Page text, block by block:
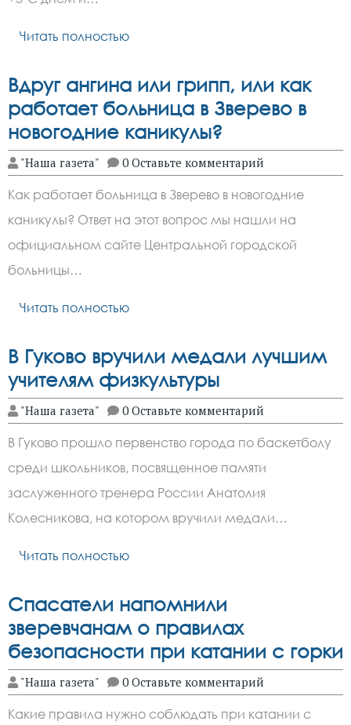
Читать полностью
Вдруг ангина или грипп, или как
работает больница в Зверево в
новогодние каникулы?
"Наша газета" 0 Оставьте комментарий
Как работает больница в Зверево в новогодние
каникулы? Ответ на этот вопрос мы нашли на
официальном сайте Центральной городской
больницы…
Читать полностью
В Гуково вручили медали лучшим
учителям физкультуры
"Наша газета" 0 Оставьте комментарий
В Гуково прошло первенство города по баскетболу
среди школьников, посвященное памяти
заслуженного тренера России Анатолия
Колесникова, на котором вручили медали…
Читать полностью
Спасатели напомнили
зверевчанам о правилах
безопасности при катании с горки
"Наша газета" 0 Оставьте комментарий
Какие правила нужно соблюдать при катании с